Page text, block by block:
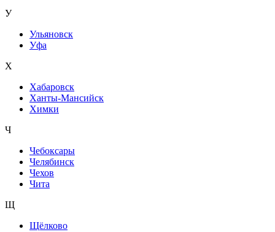
У
Ульяновск
Уфа
Х
Хабаровск
Ханты-Мансийск
Химки
Ч
Чебоксары
Челябинск
Чехов
Чита
Щ
Щёлково